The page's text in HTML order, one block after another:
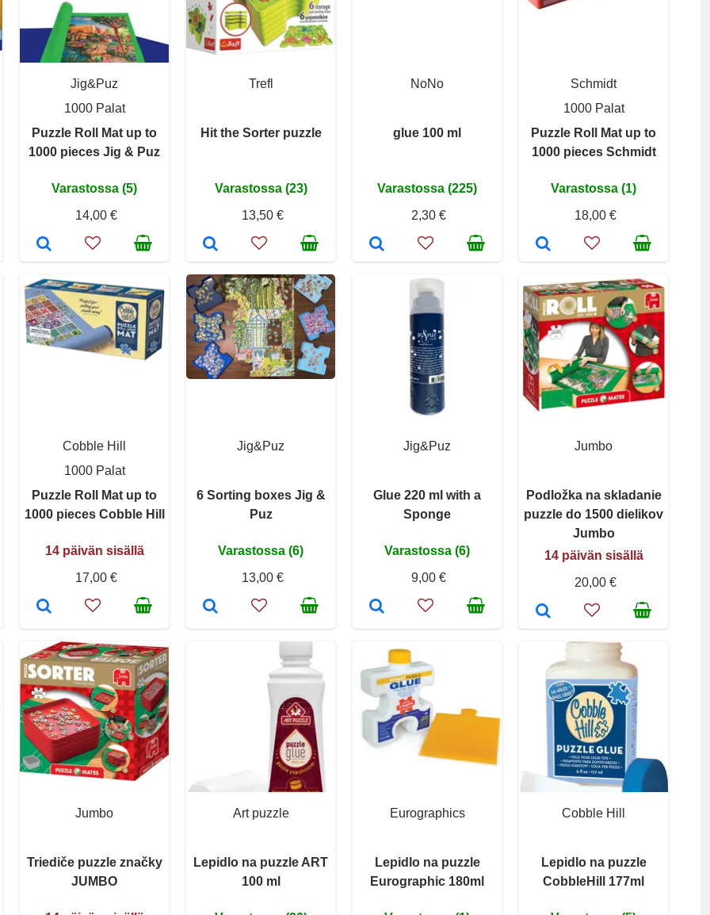
Jig&Puz
1000 Palat
Puzzle Roll Mat up to
1000 pieces Jig & Puz
Varastossa (5)
14,00 €
Trefl
Hit the Sorter puzzle
Varastossa (23)
13,50 €
NoNo
glue 100 ml
Varastossa (225)
2,30 €
Schmidt
1000 Palat
Puzzle Roll Mat up to
1000 pieces Schmidt
Varastossa (1)
18,00 €
Cobble Hill
1000 Palat
Puzzle Roll Mat up to
1000 pieces Cobble Hill
14 päivän sisällä
17,00 €
Jig&Puz
6 Sorting boxes Jig &
Puz
Varastossa (6)
13,00 €
Jig&Puz
Glue 220 ml with a
Sponge
Varastossa (6)
9,00 €
Jumbo
Podložka na skladanie
puzzle do 1500 dielikov
Jumbo
14 päivän sisällä
20,00 €
Jumbo
Triediče puzzle značky
JUMBO
Art puzzle
Lepidlo na puzzle ART
100 ml
Eurographics
Lepidlo na puzzle
Eurographic 180ml
Cobble Hill
Lepidlo na puzzle
CobbleHill 177ml